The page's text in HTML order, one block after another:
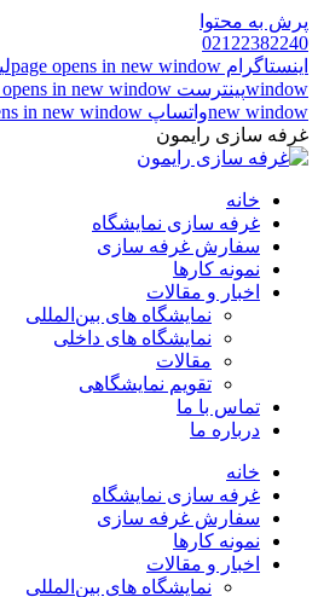
پرش به محتوا
02122382240
اینستاگرام page opens in new window
windowپینترست page opens in new window
new windowواتساپ page opens in new window
غرفه سازی رایمون
خانه
غرفه سازی نمایشگاه
سفارش غرفه سازی
نمونه کارها
اخبار و مقالات
نمایشگاه های بین‌المللی
نمایشگاه های داخلی
مقالات
تقویم نمایشگاهی
تماس با ما
درباره ما
خانه
غرفه سازی نمایشگاه
سفارش غرفه سازی
نمونه کارها
اخبار و مقالات
نمایشگاه های بین‌المللی